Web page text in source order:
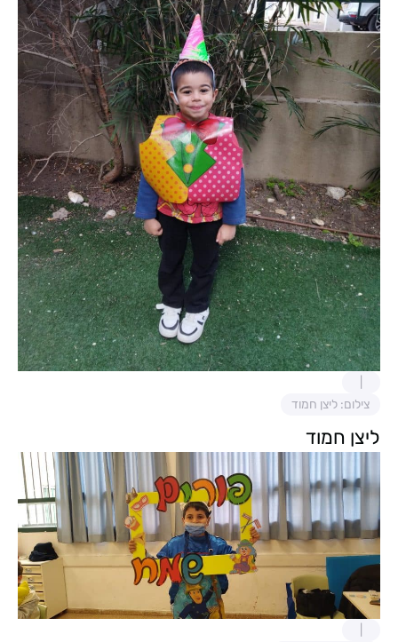
צילום: ליצן חמוד
ליצן חמוד